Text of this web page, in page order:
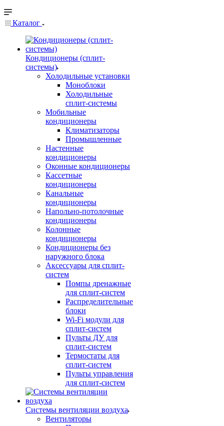
Каталог
Кондиционеры (сплит-
системы)
Холодильные установки
Моноблоки
Холодильные
сплит-системы
Мобильные
кондиционеры
Климатизаторы
Промышленные
Настенные
кондиционеры
Оконные кондиционеры
Кассетные
кондиционеры
Канальные
кондиционеры
Напольно-потолочные
кондиционеры
Колонные
кондиционеры
Кондиционеры без
наружного блока
Аксессуары для сплит-
систем
Помпы дренажные
для сплит-систем
Распределительные
блоки
Wi-Fi модули для
сплит-систем
Пульты ДУ для
сплит-систем
Термостаты для
сплит-систем
Пульты управления
для сплит-систем
Системы вентиляции воздуха
Вентиляторы